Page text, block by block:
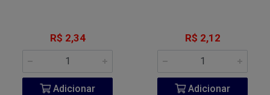
R$ 2,34
Adicionar
R$ 2,12
Adicionar